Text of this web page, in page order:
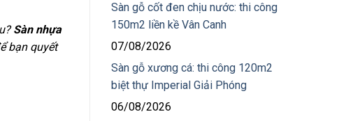
Sàn nhựa
bạn quyết
Sàn gỗ cốt đen chịu nước: thi công
150m2 liền kề Vân Canh
07/08/2026
Sàn gỗ xương cá: thi công 120m2
biệt thự Imperial Giải Phóng
06/08/2026